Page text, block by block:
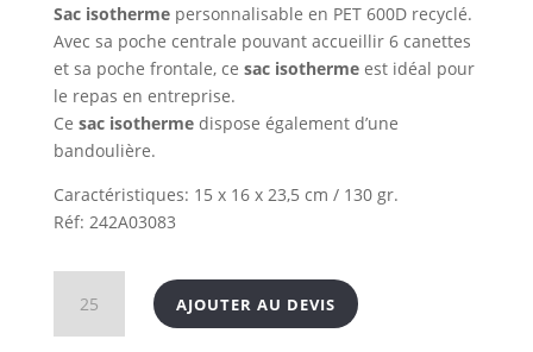
Sac isothermepersonnalisable en PET 600D recyclé.
Avec sa poche centrale pouvant accueillir 6 canettes
et sa poche frontale, ce sac isothermeest idéal pour
le repas en entreprise.
Ce sac isothermedispose également d’une
bandoulière.
Caractéristiques: 15 x 16 x 23,5 cm / 130 gr.
Réf: 242A03083
Sac
AJOUTER AU DEVIS